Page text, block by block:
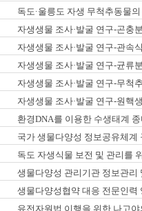
독도·울릉도 자생 무척추동물
자생생물 조사·발굴 연구-곤충
자생생물 조사·발굴 연구-관속
자생생물 조사·발굴 연구-균류
자생생물 조사·발굴 연구-무척
자생생물 조사·발굴 연구-원핵
환경DNA를 이용한 수생태계
국가 생물다양성 정보공유체계
독도 자생식물 보전 및 관리를
생물다양성 관리기관 정보관리
생물다양성협약 대응 전문인력
유전자원법 이행을 위한 나고